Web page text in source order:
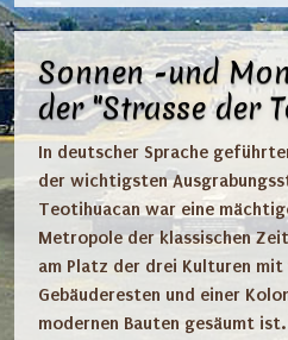
Sonnen -und
der "Strasse der
In deutscher Sprache
der wichtigsten
Teotihuacan war eine
Metropole der klassischen
am Platz der drei Kulturen mit
Gebäuderesten und einer
modernen Bauten gesäumt